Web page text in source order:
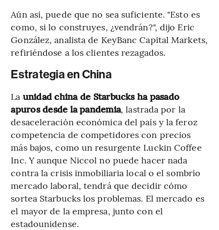
Aún así, puede que no sea suficiente. "Esto es
como, si lo construyes, ¿vendrán?", dijo Eric
González, analista de KeyBanc Capital Markets,
refiriéndose a los clientes rezagados.
Estrategia en China
La unidad china de Starbucks ha pasado
apuros desde la pandemia, lastrada por la
desaceleración económica del país y la feroz
competencia de competidores con precios
más bajos, como un resurgente Luckin Coffee
Inc. Y aunque Niccol no puede hacer nada
contra la crisis inmobiliaria local o el sombrío
mercado laboral, tendrá que decidir cómo
sortea Starbucks los problemas. El mercado es
el mayor de la empresa, junto con el
estadounidense.